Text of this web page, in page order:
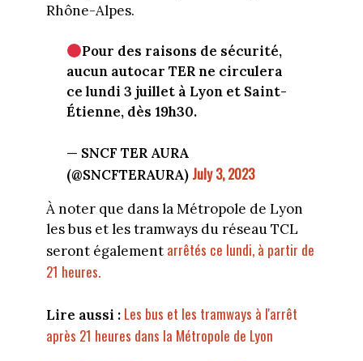
Rhône-Alpes.
Pour des raisons de sécurité,
aucun autocar TER ne circulera
ce lundi 3 juillet à Lyon et Saint-
Étienne, dès 19h30.
— SNCF TER AURA
(@SNCFTERAURA) July 3, 2023
À noter que dans la Métropole de Lyon
les bus et les tramways du réseau TCL
seront également arrêtés ce lundi, à partir de
21 heures.
Lire aussi : Les bus et les tramways à l'arrêt
après 21 heures dans la Métropole de Lyon